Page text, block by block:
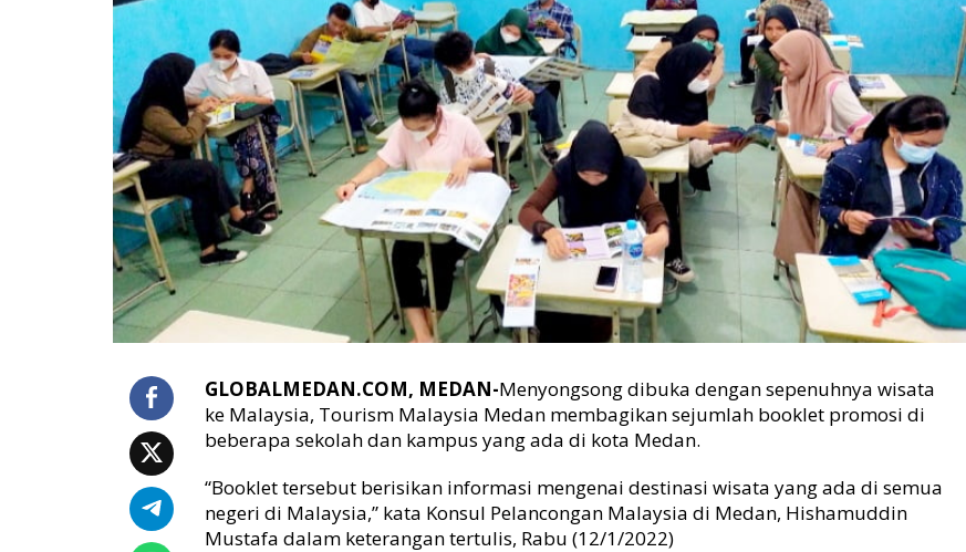
a
,
T
o
u
r
i
s
m
M
a
y
i
a
M
e
a
n
B
GLOBALMEDAN.COM, MEDAN-Menyongsong dibuka dengan sepenuhnya wisata
ke Malaysia, Tourism Malaysia Medan membagikan sejumlah booklet promosi di
beberapa sekolah dan kampus yang ada di kota Medan.
“Booklet tersebut berisikan informasi mengenai destinasi wisata yang ada di semua
negeri di Malaysia,” kata Konsul Pelancongan Malaysia di Medan, Hishamuddin
Mustafa dalam keterangan tertulis, Rabu (12/1/2022)